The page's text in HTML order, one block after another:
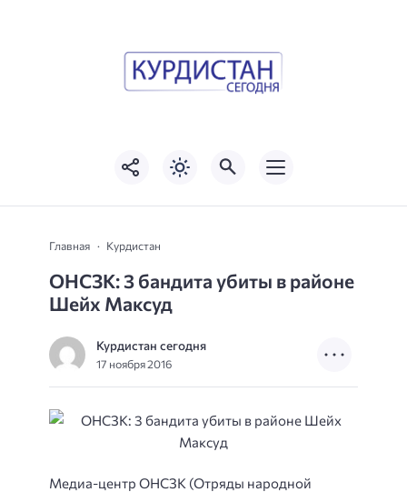
Главная Курдистан
ОНСЗК: 3 бандита убиты в районе
Шейх Максуд
Курдистан сегодня
17 ноября 2016
Медиа-центр ОНСЗК (Отряды народной